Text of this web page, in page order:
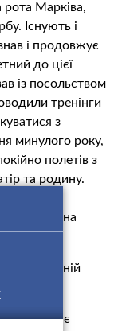
рота Марківа,
Існують і
і продовжує
до цієї
із посольством
тренінги
з
минулого року,
полетів з
та родину.
йому, на
слідчих є